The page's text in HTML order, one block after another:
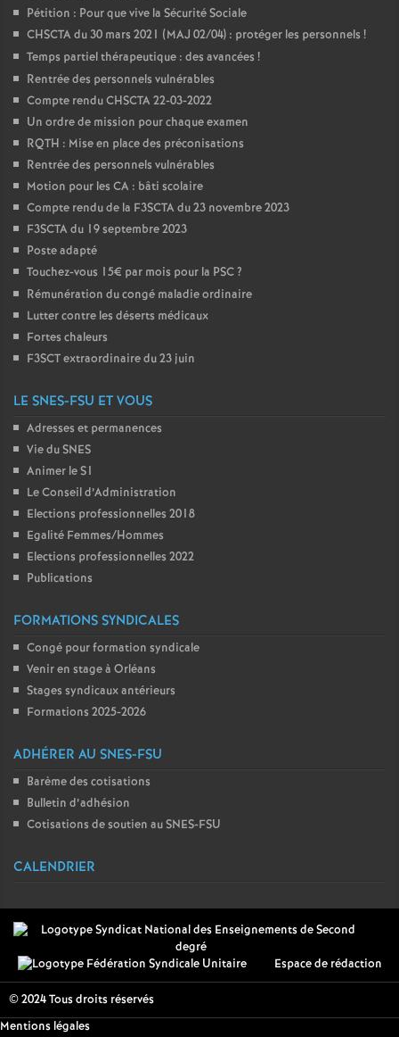
Pétition : Pour que vive la Sécurité Sociale
CHSCTA du 30 mars 2021 (MAJ 02/04) : protéger les personnels !
Temps partiel thérapeutique : des avancées !
Rentrée des personnels vulnérables
Compte rendu CHSCTA 22-03-2022
Un ordre de mission pour chaque examen
RQTH : Mise en place des préconisations
Rentrée des personnels vulnérables
Motion pour les CA : bâti scolaire
Compte rendu de la F3SCTA du 23 novembre 2023
F3SCTA du 19 septembre 2023
Poste adapté
Touchez-vous 15€ par mois pour la PSC?
Rémunération du congé maladie ordinaire
Lutter contre les déserts médicaux
Fortes chaleurs
F3SCT extraordinaire du 23 juin
LE SNES-FSU ET VOUS
Adresses et permanences
Vie du SNES
Animer le S1
Le Conseil d’Administration
Elections professionnelles 2018
Egalité Femmes/Hommes
Elections professionnelles 2022
Publications
FORMATIONS SYNDICALES
Congé pour formation syndicale
Venir en stage à Orléans
Stages syndicaux antérieurs
Formations 2025-2026
ADHÉRER AU SNES-FSU
Barème des cotisations
Bulletin d’adhésion
Cotisations de soutien au SNES-FSU
CALENDRIER
Espace de rédaction
© 2024 Tous droits réservés
Mentions légales